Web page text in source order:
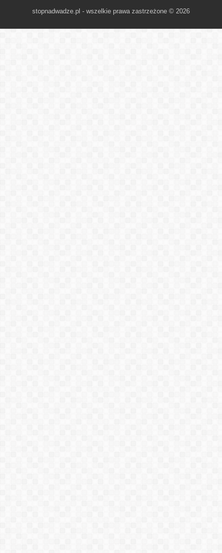
stopnadwadze.pl - wszelkie prawa zastrzeżone © 2026